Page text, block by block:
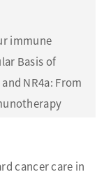
immune
Basis of
NR4a: From
cancer care in